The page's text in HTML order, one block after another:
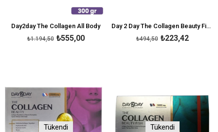
Day2day The Collagen All Body
₺555,00
₺1.194,50
Day 2 Day The Collagen Beauty Fish 30 Saşe
₺223,42
₺494,50
Tükendi Tükendi